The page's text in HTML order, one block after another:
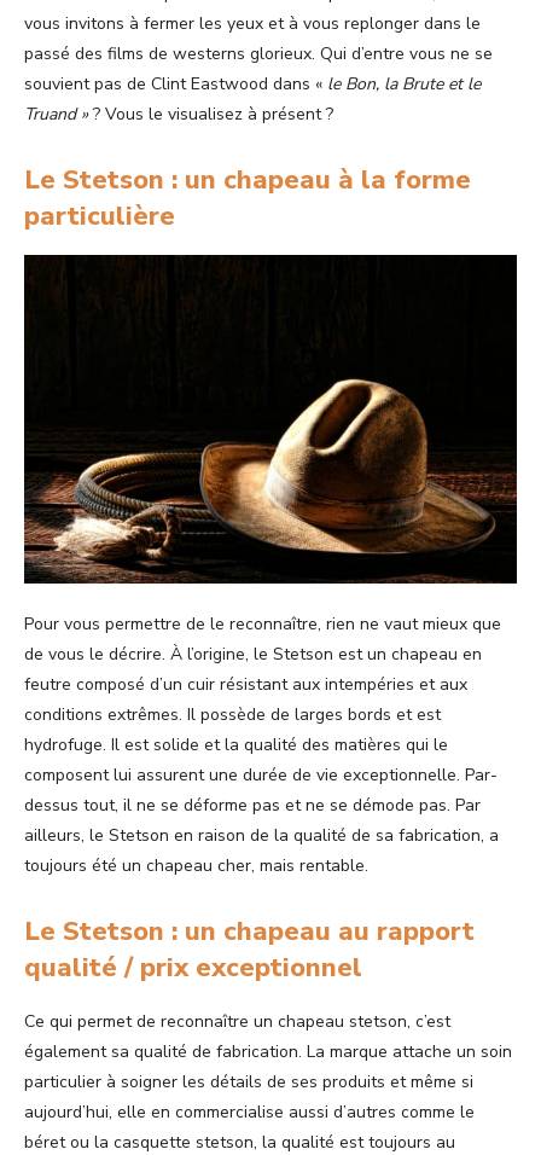
vous invitons à fermer les yeux et à vous replonger dans le
passé des films de westerns glorieux. Qui d’entre vous ne se
souvient pas de Clint Eastwood dans « le Bon, la Brute et le
Truand »? Vous le visualisez à présent ?
Le Stetson : un chapeau à la forme
particulière
Pour vous permettre de le reconnaître, rien ne vaut mieux que
de vous le décrire. À l’origine, le Stetson est un chapeau en
feutre composé d’un cuir résistant aux intempéries et aux
conditions extrêmes. Il possède de larges bords et est
hydrofuge. Il est solide et la qualité des matières qui le
composent lui assurent une durée de vie exceptionnelle. Par-
dessus tout, il ne se déforme pas et ne se démode pas. Par
ailleurs, le Stetson en raison de la qualité de sa fabrication, a
toujours été un chapeau cher, mais rentable.
Le Stetson : un chapeau au rapport
qualité / prix exceptionnel
Ce qui permet de reconnaître un chapeau stetson, c’est
également sa qualité de fabrication. La marque attache un soin
particulier à soigner les détails de ses produits et même si
aujourd’hui, elle en commercialise aussi d’autres comme le
béret ou la casquette stetson, la qualité est toujours au